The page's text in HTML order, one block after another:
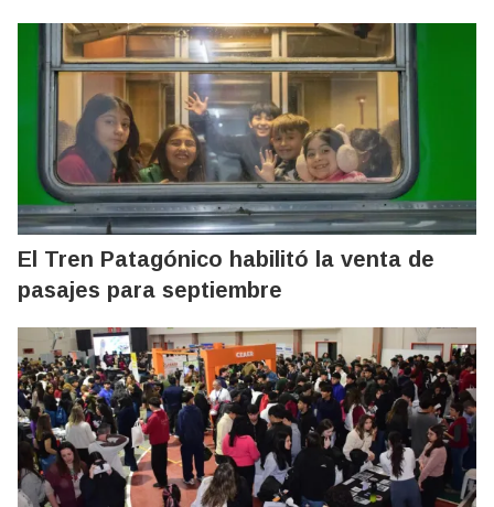
El Tren Patagónico habilitó la venta de
pasajes para septiembre